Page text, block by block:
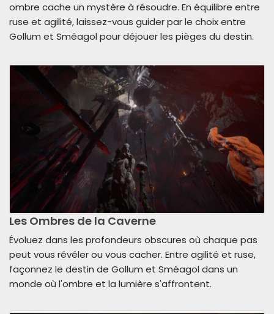
ombre cache un mystère à résoudre. En équilibre entre
ruse et agilité, laissez-vous guider par le choix entre
Gollum et Sméagol pour déjouer les pièges du destin.
Les Ombres de la Caverne
Évoluez dans les profondeurs obscures où chaque pas
peut vous révéler ou vous cacher. Entre agilité et ruse,
façonnez le destin de Gollum et Sméagol dans un
monde où l'ombre et la lumière s'affrontent.